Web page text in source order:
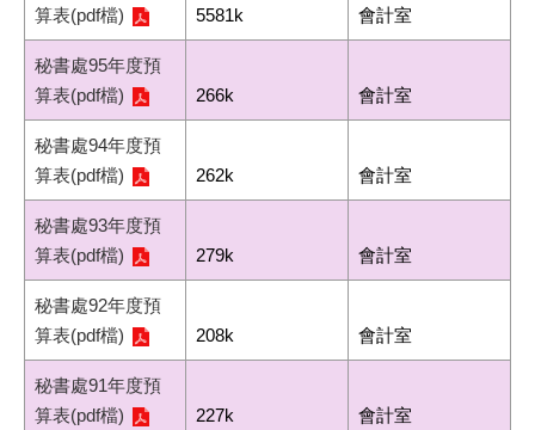
算表(pdf檔) 5581k 會計室
秘書處95年度預
算表(pdf檔)
266k 會計室
秘書處94年度預
算表(pdf檔)
262k 會計室
秘書處93年度預
算表(pdf檔)
279k 會計室
秘書處92年度預
算表(pdf檔)
208k 會計室
秘書處91年度預
算表(pdf檔)
227k 會計室